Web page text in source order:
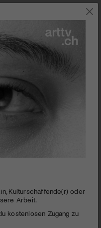
ab. Ken Loach wirft
von Menschen, die
Kulturschaffende(r) oder
Arbeit.
kostenlosen Zugang zu